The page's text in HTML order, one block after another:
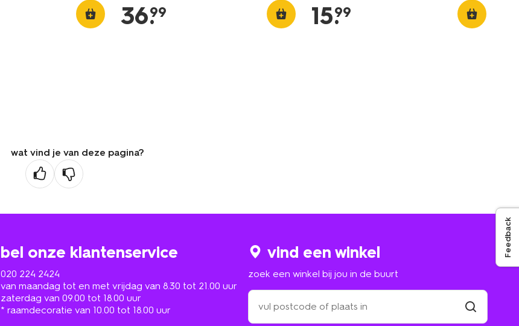
36.
99 15.
99
wat vind je van deze pagina?
bel onze klantenservice
020 224 2424
van maandag tot en met vrijdag van 8.30 tot 21.00 uur
zaterdag van 09.00 tot 18.00 uur
* raamdecoratie van 10.00 tot 18.00 uur
vind een winkel
zoek een winkel bij jou in de buurt
zoek
een
winkel
Feedback